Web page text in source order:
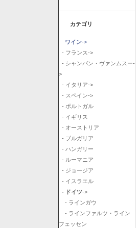
カテゴリ
ワイン->
- フランス->
- シャンパン・ヴァンムスー-
>
- イタリア->
- スペイン->
- ポルトガル
- イギリス
- オーストリア
- ブルガリア
- ハンガリー
- ルーマニア
- ジョージア
- イスラエル
- ドイツ->
- ラインガウ
- ラインファルツ・ライン
フェッセン